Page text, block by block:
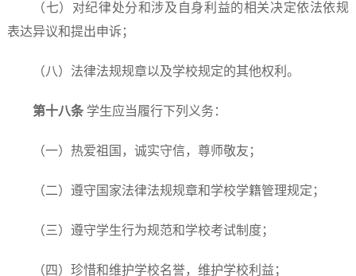
（七）对纪律处分和涉及自身利益的相关决定依法依规
表达异议和提出申诉；
（八）法律法规规章以及学校规定的其他权利。
第十八条学生应当履行下列义务：
（一）热爱祖国，诚实守信，尊师敬友；
（二）遵守国家法律法规规章和学校学籍管理规定；
（三）遵守学生行为规范和学校考试制度；
（四）珍惜和维护学校名誉，维护学校利益；